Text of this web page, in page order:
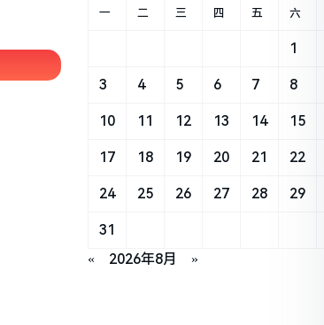
« 2026年8月 »
一 二 三 四 五 六
1
3 4 5 6 7 8
10 11 12 13 14 15
17 18 19 20 21 22
24 25 26 27 28 29
31